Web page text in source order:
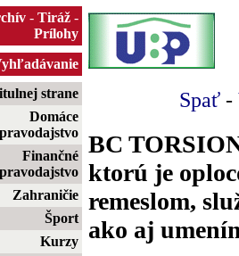
- Tiráž -
Prílohy
strane
Domáce
Finančné
Zahraničie
Šport
Kurzy
Spať -
BC
ktorú je
remeslom,
ako aj